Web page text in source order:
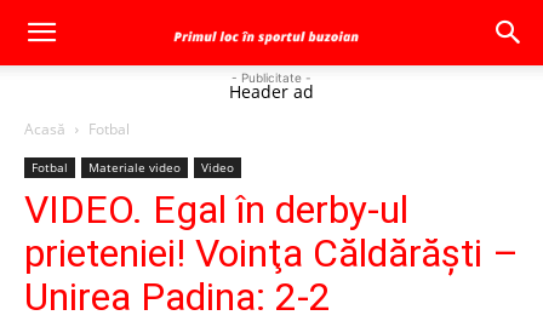
- Publicitate -
Header ad
Acasă Fotbal
Fotbal Materiale video Video
VIDEO. Egal în derby-ul
prieteniei! Voinţa Căldărăşti –
Unirea Padina: 2-2